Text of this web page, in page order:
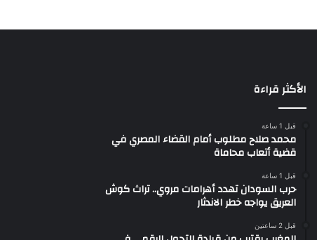
الأكثر قراءة
قبل 1 ساعة
محمد صلاح مطلوب أمام القضاء المصري في
قضية أتعاب محاماة
قبل 1 ساعة
حرب السودان تهدد أهرامات مروي.. تراث كوش
العريق يواجه خطر الاندثار
قبل 2 ساعتين